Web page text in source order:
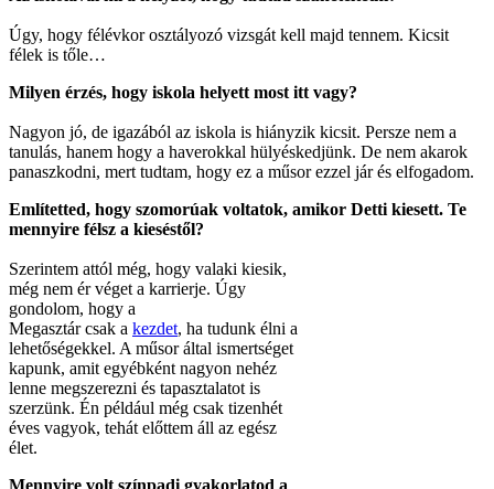
Úgy, hogy félévkor osztályozó vizsgát kell majd tennem. Kicsit
félek is tőle…
Milyen érzés, hogy iskola helyett most itt vagy?
Nagyon jó, de igazából az iskola is hiányzik kicsit. Persze nem a
tanulás, hanem hogy a haverokkal hülyéskedjünk. De nem akarok
panaszkodni, mert tudtam, hogy ez a műsor ezzel jár és elfogadom.
Említetted, hogy szomorúak voltatok, amikor Detti kiesett. Te
mennyire félsz a kieséstől?
Szerintem attól még, hogy valaki kiesik,
még nem ér véget a karrierje. Úgy
gondolom, hogy a
Megasztár csak a kezdet, ha tudunk élni a
lehetőségekkel. A műsor által ismertséget
kapunk, amit egyébként nagyon nehéz
lenne megszerezni és tapasztalatot is
szerzünk. Én például még csak tizenhét
éves vagyok, tehát előttem áll az egész
élet.